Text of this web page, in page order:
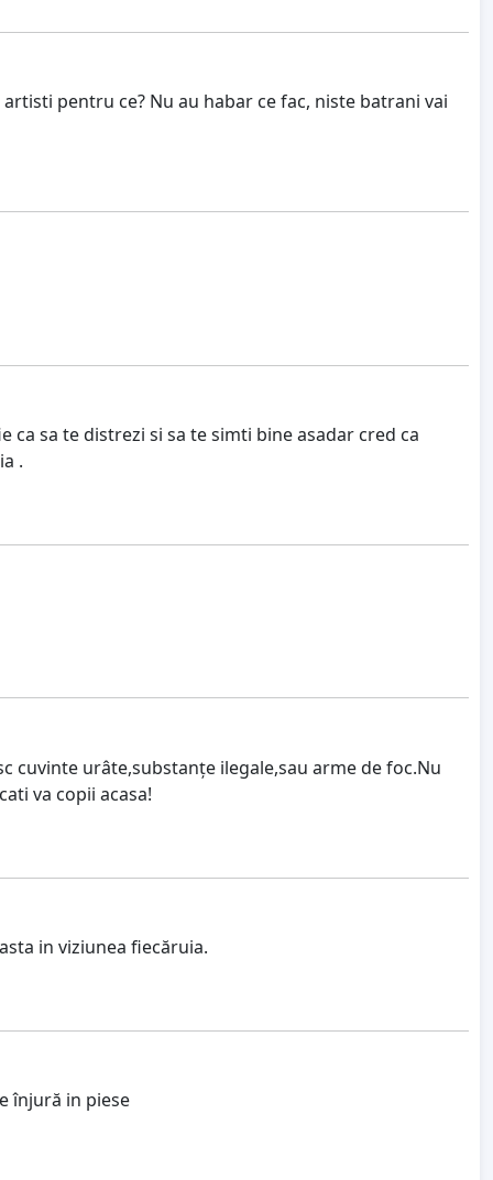
pentru ce? Nu au habar ce fac, niste batrani vai
ca sa te distrezi si sa te simti bine asadar cred ca
.
cuvinte urâte,substanțe ilegale,sau arme de foc.Nu
va copii acasa!
in viziunea fiecăruia.
înjură in piese